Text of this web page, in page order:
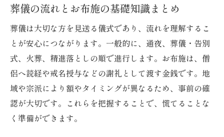
葬儀時に感謝を伝えるお布施の正しい渡し
方
お布施を用意するタイミングと注意点
地域で異なるお布施の金額と理由を解説
葬儀で恥をかかないお布施マナーの実践法
葬儀費用を抑えるための小山市活用術
小山市で葬儀費用を抑える方法と選択肢
公共施設や補助制度の活用ポイント
葬儀の流れとお布施の基礎知識まとめ
葬儀は大切な方を見送る儀式であり、流れを理解するこ
とが安心につながります。一般的に、通夜、葬儀・告別
式、火葬、精進落としの順で進行します。お布施は、僧
侶へ読経や戒名授与などの謝礼として渡す金銭です。地
域や宗派により額やタイミングが異なるため、事前の確
認が大切です。これらを把握することで、慌てることな
く準備ができます。